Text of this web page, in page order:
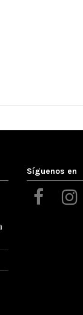
Síguenos en